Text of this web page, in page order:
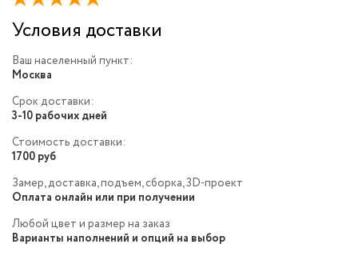
Условия доставки
Ваш населенный пункт:
Москва
Срок доставки:
3-10 рабочих дней
Стоимость доставки:
1700 руб
Замер, доставка, подъем, сборка, 3D-проект
Оплата онлайн или при получении
Любой цвет и размер на заказ
Варианты наполнений и опций на выбор